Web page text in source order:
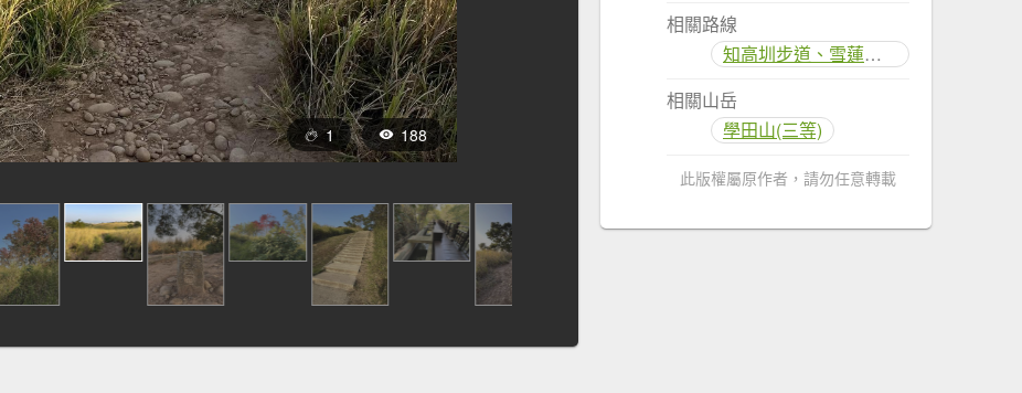
1 188
相關路線
知高圳步道、雪蓮步道、學田山
相關山岳
學田山(三等)
此版權屬原作者，請勿任意轉載